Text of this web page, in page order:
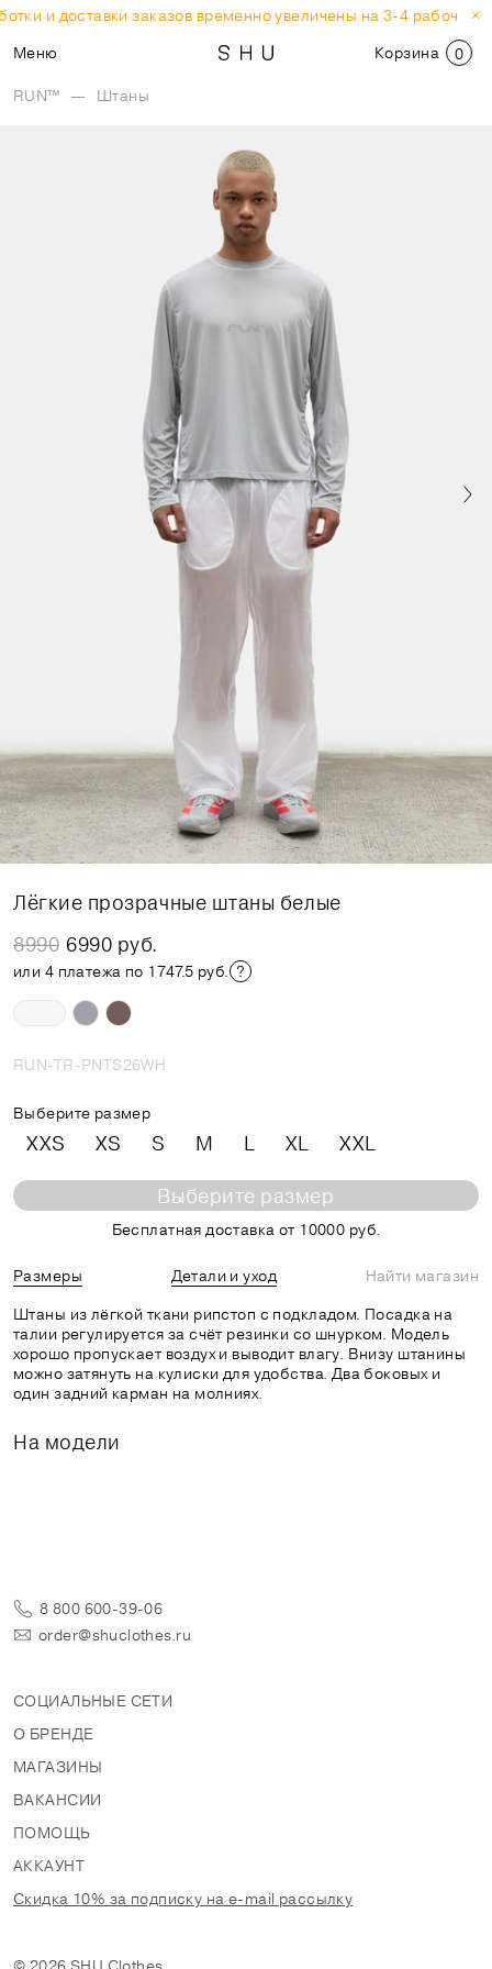
и доставки заказов временно увеличены на 3-4 рабочих
Меню
Корзина 0
RUN™ — Штаны
Лёгкие прозрачные штаны белые
8990 6990 руб.
или 4 платежа по 1747.5 руб.
RUN-TR-PNTS26WH
Выберите размер
XXS XS S M L XL XXL
Выберите размер
Бесплатная доставка от 10000 руб.
Размеры Детали и уход
Найти магазин
Штаны из лёгкой ткани рипстоп с подкладом. Посадка на
талии регулируется за счёт резинки со шнурком. Модель
хорошо пропускает воздух и выводит влагу. Внизу штанины
можно затянуть на кулиски для удобства. Два боковых и
один задний карман на молниях.
На модели
8 800 600-39-06
order@shuclothes.ru
СОЦИАЛЬНЫЕ СЕТИ
О БРЕНДЕ
МАГАЗИНЫ
ВАКАНСИИ
ПОМОЩЬ
АККАУНТ
Скидка 10% за подписку на e-mail рассылку